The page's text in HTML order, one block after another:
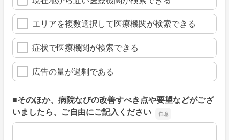
エリアを複数選択して医療機関が検索できる
症状で医療機関が検索できる
広告の量が過剰である
■そのほか、病院なびの改善すべき点や要望などがござ
いましたら、ご自由にご記入ください
■そのほか、病院なびの改善すべき点や要望などがござい